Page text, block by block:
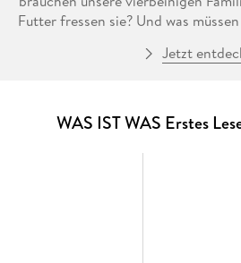
Futter fressen sie? Und was
geht es um Wissen rund um
Bedürfnisse des Lesestarts
die Welt der beliebten Tiere ein.
eigenen Lesetempo alles vom
Jetzt
WAS IST WAS Erstes